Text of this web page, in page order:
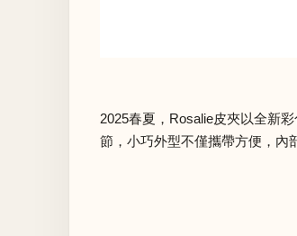
2025春夏，Rosalie皮夾以全新
節，小巧外型不僅攜帶方便，內